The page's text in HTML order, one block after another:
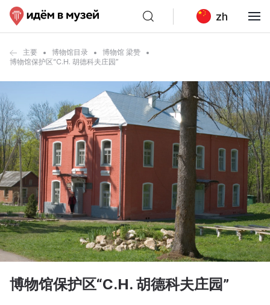
zh
主要 博物馆目录
博物馆 梁赞
博物馆保护区“С.Н. 胡德科夫庄园”
博物馆保护区“С.Н. 胡德科夫庄园”